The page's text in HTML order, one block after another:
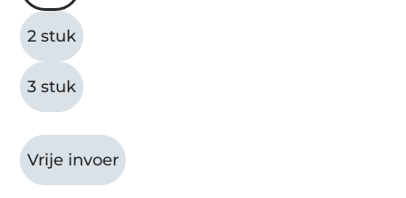
2 stuk
3 stuk
Vrije invoer